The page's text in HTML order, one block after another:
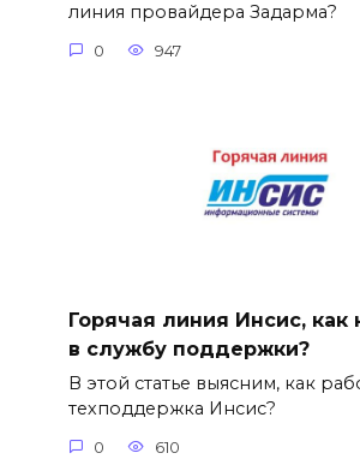
линия провайдера Задарма?
0 947
Горячая линия Инсис, как
в службу поддержки?
В этой статье выясним, как
техподдержка Инсис?
0 610